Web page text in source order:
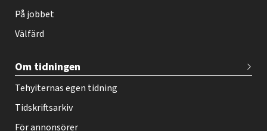
y
-
e
h
t
i
På jobbet
Välfärd
Om tidningen
Tehyiternas egen tidning
Tidskriftsarkiv
För annonsörer